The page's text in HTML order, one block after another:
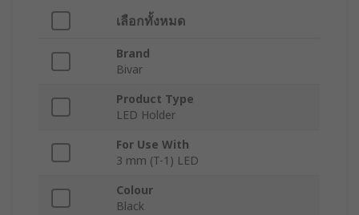
เลือกทั้งหมด
Brand
Bivar
Product Type
LED Holder
For Use With
3 mm (T-1) LED
Colour
Black